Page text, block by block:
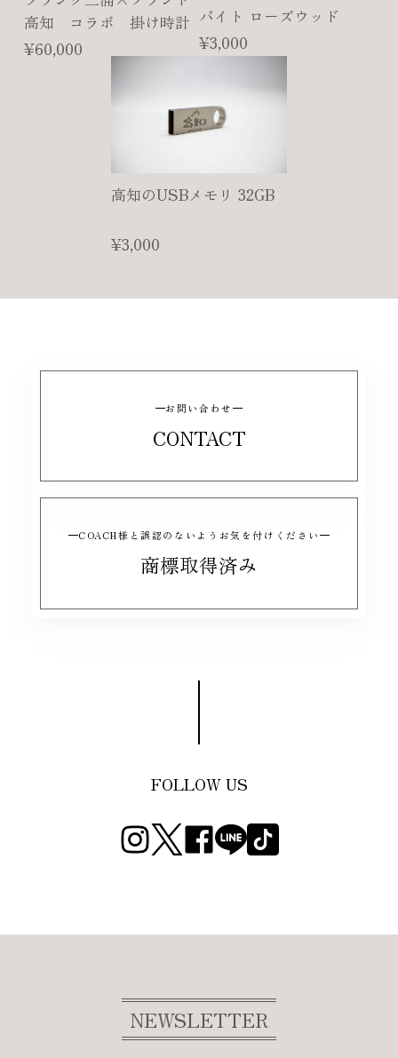
高知 コラボ 掛け時計
¥60,000
バイト ローズウッド
¥3,000
高知のUSBメモリ 32GB
¥3,000
お問い合わせ
CONTACT
COACH様と誤認のないようお気を付けください
商標取得済み
FOLLOW US
NEWSLETTER